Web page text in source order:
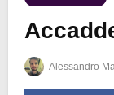
Alessandro